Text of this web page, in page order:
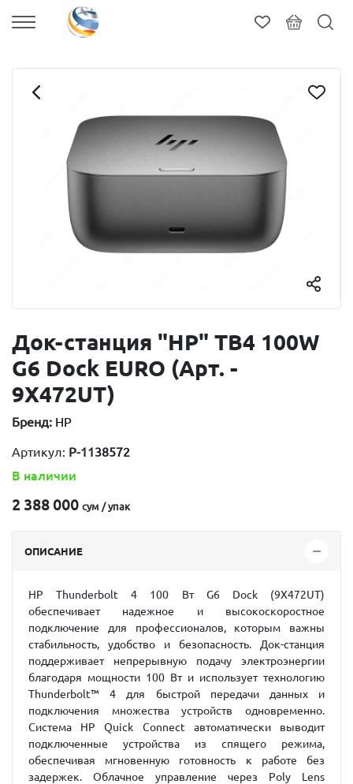
Док-станция "HP" TB4 100W
G6 Dock EURO (Арт. -
9X472UT)
Бренд: HP
Артикул: P-1138572
В наличии
2 388 000 сум / упак
ОПИСАНИЕ
HP Thunderbolt 4 100 Вт G6 Dock (9X472UT)
обеспечивает надежное и высокоскоростное
подключение для профессионалов, которым важны
стабильность, удобство и безопасность. Док-станция
поддерживает непрерывную подачу электроэнергии
благодаря мощности 100 Вт и использует технологию
Thunderbolt™ 4 для быстрой передачи данных и
подключения множества устройств одновременно.
Система HP Quick Connect автоматически выводит
подключенные устройства из спящего режима,
обеспечивая мгновенную готовность к работе без
задержек. Облачное управление через Poly Lens